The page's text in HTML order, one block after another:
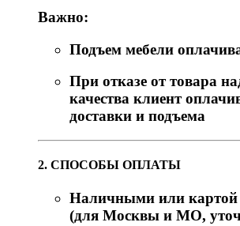
Важно:
Подъем мебели
При отказе от товара
качества клиент
доставки и подъема
2. СПОСОБЫ ОПЛАТЫ
Наличными или картой
(для Москвы и МО,